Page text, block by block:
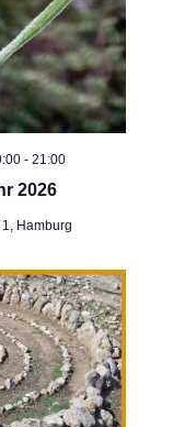
2026
- 21:00
Hamburg